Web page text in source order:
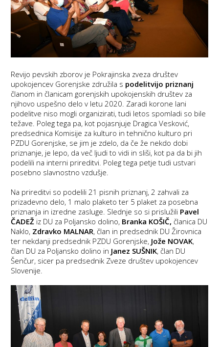
Revijo pevskih zborov je Pokrajinska zveza društev
upokojencev Gorenjske združila s podelitvijo priznanj
članom in članicam gorenjskih upokojenskih društev za
njihovo uspešno delo v letu 2020. Zaradi korone lani
podelitve niso mogli organizirati, tudi letos spomladi so bile
težave. Poleg tega pa, kot pojasnjuje Dragica Vesković,
predsednica Komisije za kulturo in tehnično kulturo pri
PZDU Gorenjske, se jim je zdelo, da če že nekdo dobi
priznanje, je lepo, da več ljudi to vidi in sliši, kot pa da bi jih
podelili na interni prireditvi. Poleg tega petje tudi ustvari
posebno slavnostno vzdušje.
Na prireditvi so podelili 21 pisnih priznanj, 2 zahvali za
prizadevno delo, 1 malo plaketo ter 5 plaket za posebna
priznanja in izredne zasluge. Slednje so si prislužili Pavel
ČADEŽ iz DU za Poljansko dolino, Branka KOŠIČ, članica DU
Naklo, Zdravko MALNAR, član in predsednik DU Žirovnica
ter nekdanji predsednik PZDU Gorenjske, Jože NOVAK,
član DU za Poljansko dolino in Janez SUŠNIK, član DU
Šenčur, sicer pa predsednik Zveze društev upokojencev
Slovenije.